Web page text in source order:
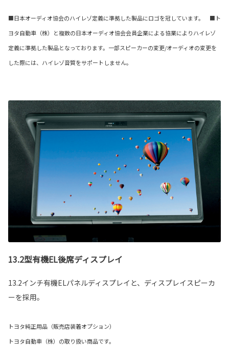
■日本オーディオ協会のハイレゾ定義に準拠した製品にロゴを冠しています。 ■ト
ヨタ自動車（株）と複数の日本オーディオ協会会員企業による協業によりハイレゾ
定義に準拠した製品となっております。一部スピーカーの変更/オーディオの変更を
した際には、ハイレゾ音質をサポートしません。
13.2型有機EL後席ディスプレイ
13.2インチ有機ELパネルディスプレイと、ディスプレイスピーカ
ーを採用。
トヨタ純正用品（販売店装着オプション）
トヨタ自動車（株）の取り扱い商品です。